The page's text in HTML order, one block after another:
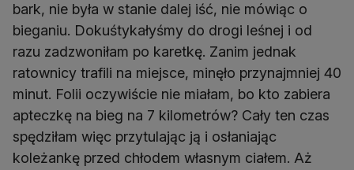
bark, nie była w stanie dalej iść, nie mówiąc o
bieganiu. Dokuśtykałyśmy do drogi leśnej i od
razu zadzwoniłam po karetkę. Zanim jednak
ratownicy trafili na miejsce, minęło przynajmniej 40
minut. Folii oczywiście nie miałam, bo kto zabiera
apteczkę na bieg na 7 kilometrów? Cały ten czas
spędziłam więc przytulając ją i osłaniając
koleżankę przed chłodem własnym ciałem. Aż